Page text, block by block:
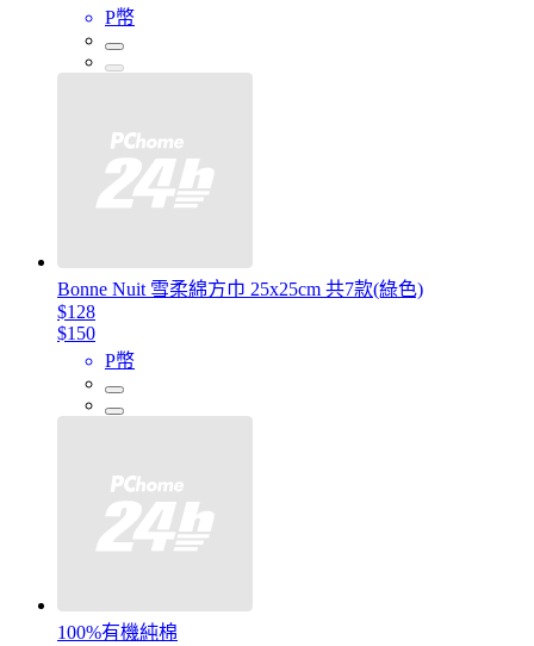
P幣
Bonne Nuit 雪柔綿方巾 25x25cm 共7款(綠色)
$128
$150
P幣
100%有機純棉